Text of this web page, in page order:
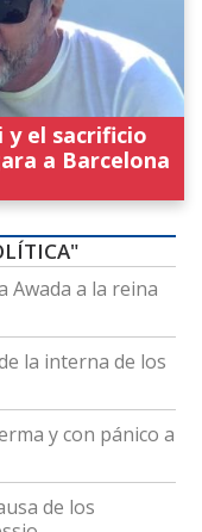
y el sacrificio
a Barcelona
Awada a la reina
la interna de los
y con pánico a
de los